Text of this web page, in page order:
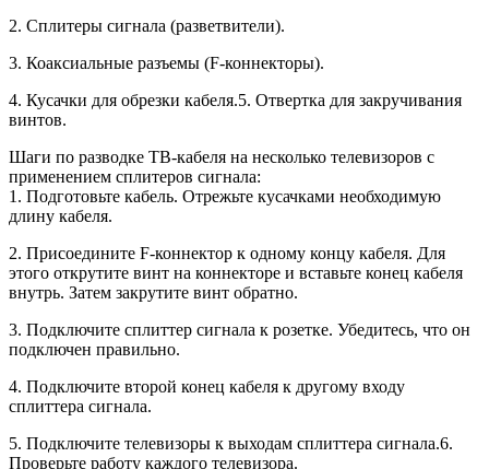
2. Сплитеры сигнала (разветвители).
3. Коаксиальные разъемы (F-коннекторы).
4. Кусачки для обрезки кабеля.5. Отвертка для закручивания
винтов.
Шаги по разводке ТВ-кабеля на несколько телевизоров с
применением сплитеров сигнала:
1. Подготовьте кабель. Отрежьте кусачками необходимую
длину кабеля.
2. Присоедините F-коннектор к одному концу кабеля. Для
этого открутите винт на коннекторе и вставьте конец кабеля
внутрь. Затем закрутите винт обратно.
3. Подключите сплиттер сигнала к розетке. Убедитесь, что он
подключен правильно.
4. Подключите второй конец кабеля к другому входу
сплиттера сигнала.
5. Подключите телевизоры к выходам сплиттера сигнала.6.
Проверьте работу каждого телевизора.